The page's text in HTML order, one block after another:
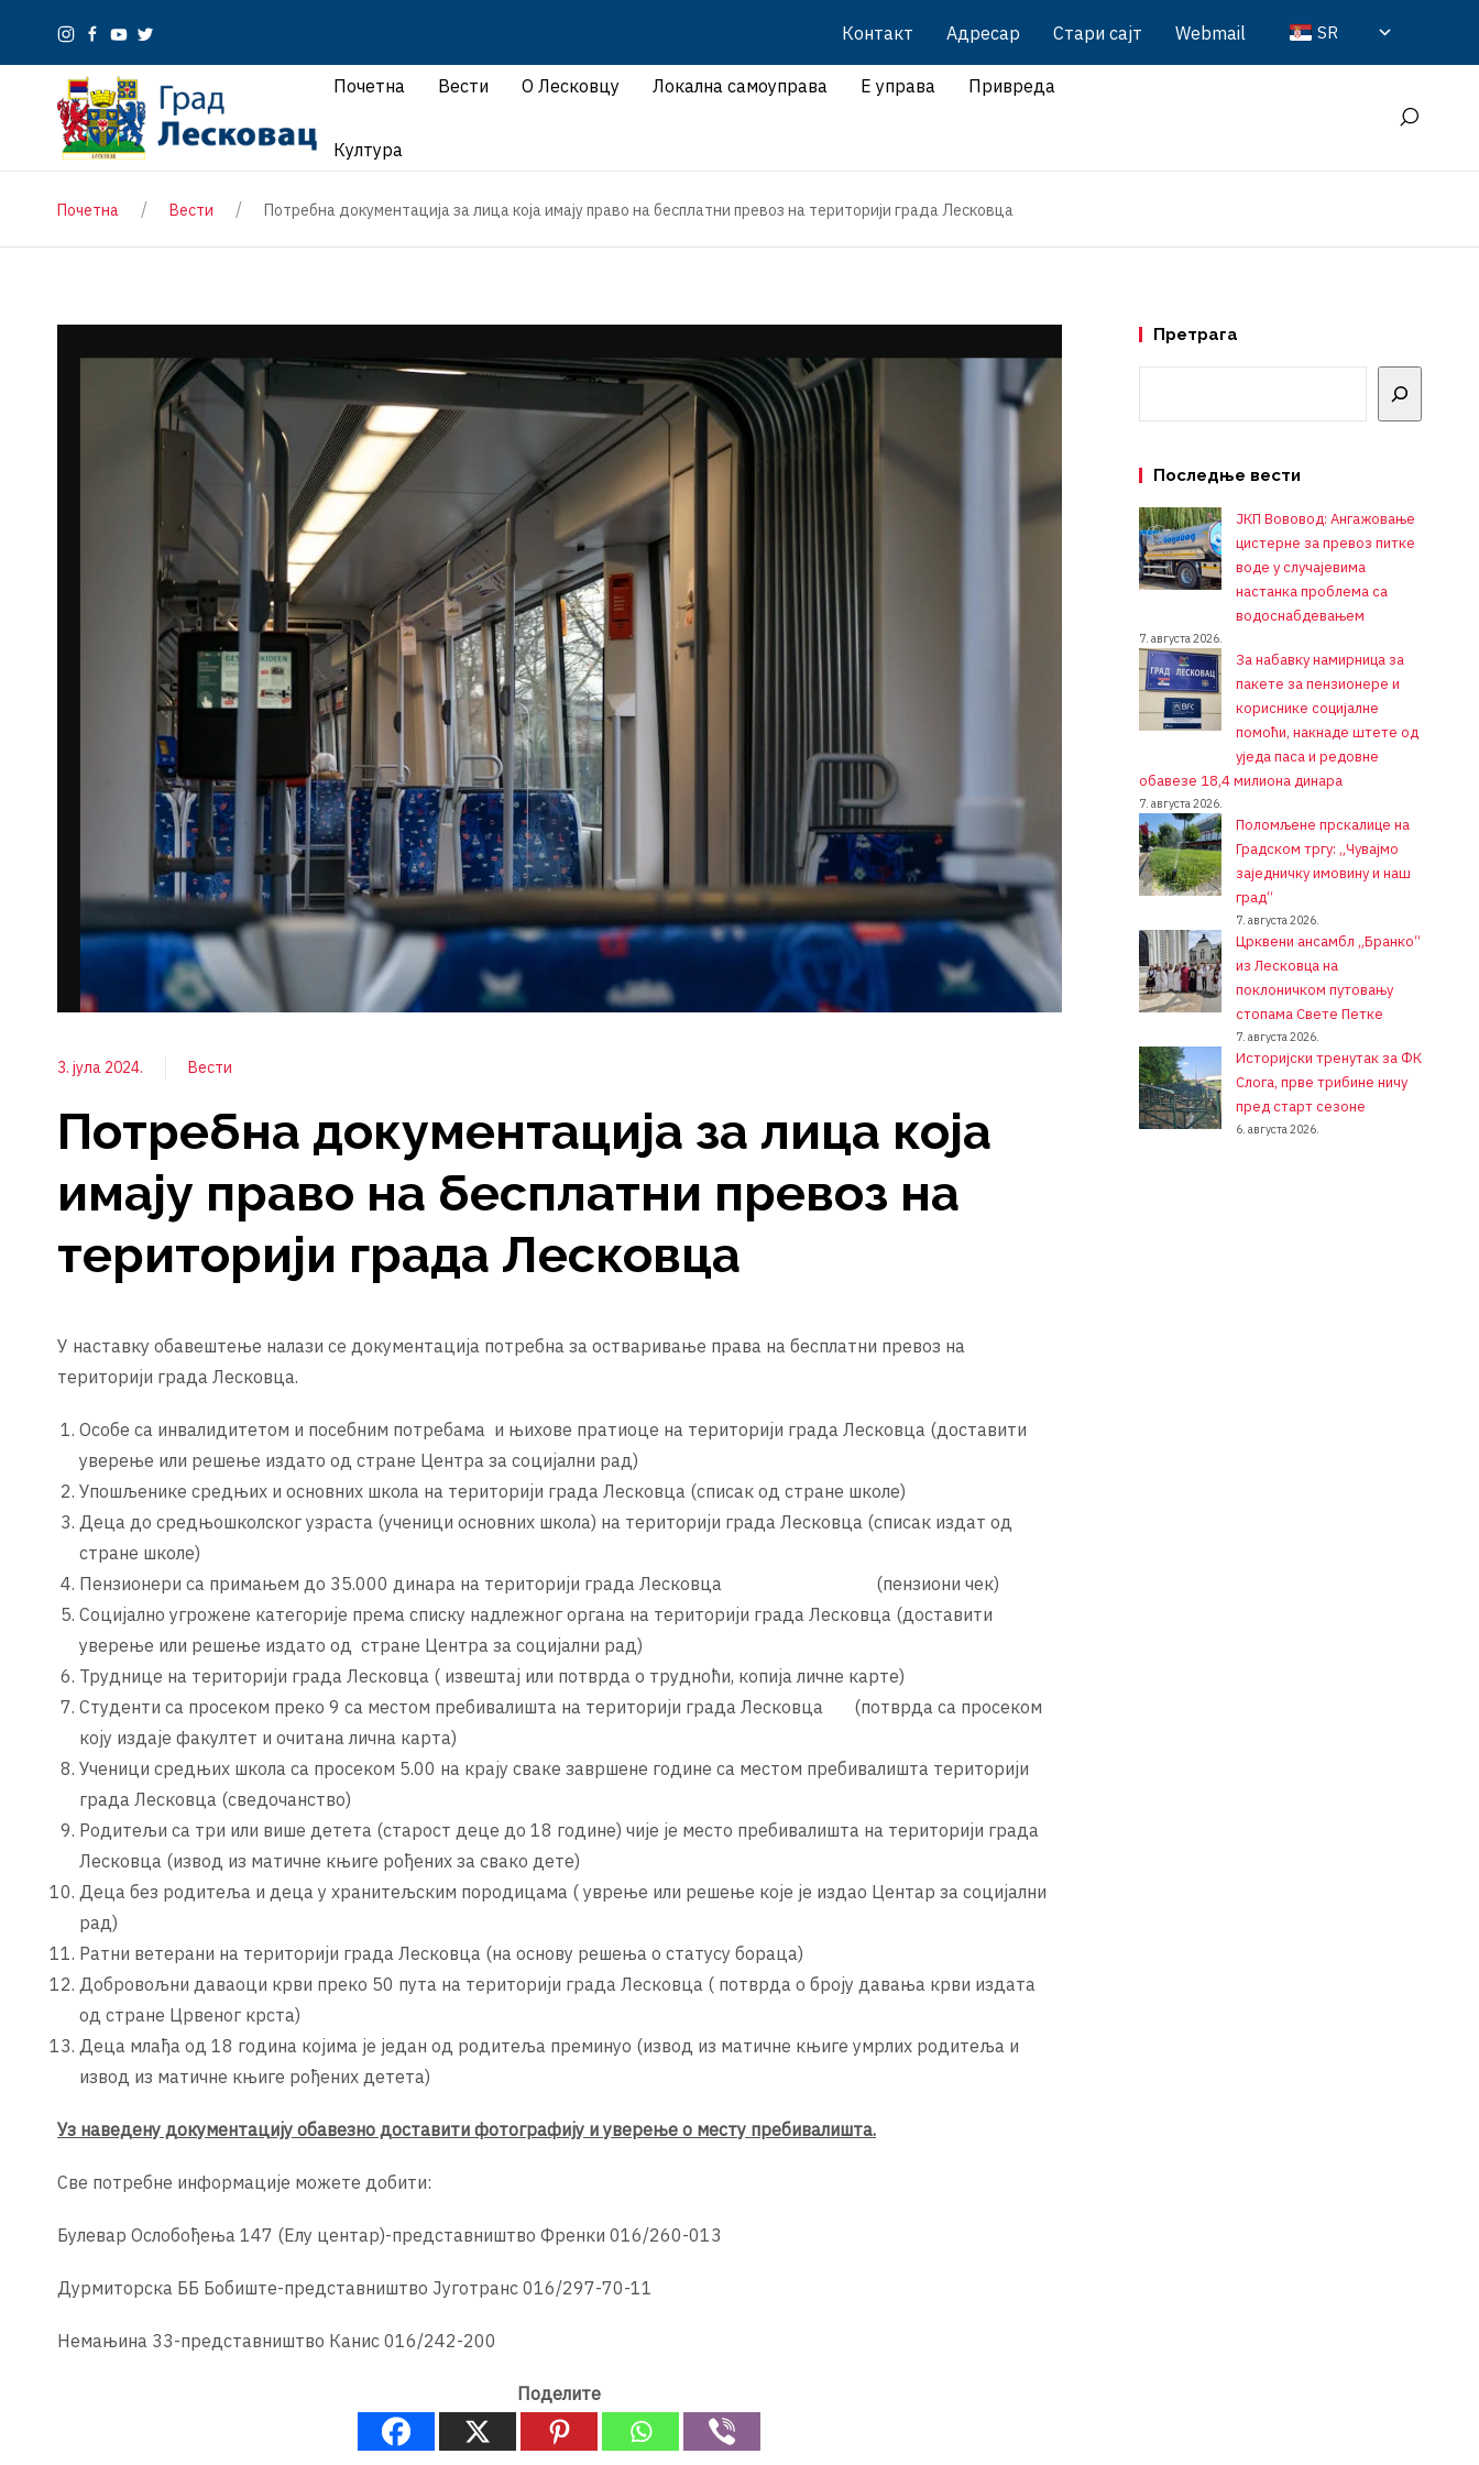
Контакт Адресар Стари сајт Webmail SR
Почетна Вести О Лесковцу Локална самоуправа Е управа Привреда
Култура
Почетна Вести Потребна документација за лица која имају право на бесплатни превоз на територији града Лесковца
3. јула 2024. Вести
Потребна документација за лица која
имају право на бесплатни превоз на
територији града Лесковца
У наставку обавештење налази се документација потребна за остваривање права на бесплатни превоз на
територији града Лесковца.
Особе са инвалидитетом и посебним потребама и њихове пратиоце на територији града Лесковца (доставити
уверење или решење издато од стране Центра за социјални рад)
Упошљенике средњих и основних школа на територији града Лесковца (списак од стране школе)
Деца до средњошколског узраста (ученици основних школа) на територији града Лесковца (списак издат од
стране школе)
Пензионери са примањем до 35.000 динара на територији града Лесковца (пензиони чек)
Социјално угрожене категорије према списку надлежног органа на територији града Лесковца (доставити
уверење или решење издато од стране Центра за социјални рад)
Труднице на територији града Лесковца ( извештај или потврда о трудноћи, копија личне карте)
Студенти са просеком преко 9 са местом пребивалишта на територији града Лесковца (потврда са просеком
коју издаје факултет и очитана лична карта)
Ученици средњих школа са просеком 5.00 на крају сваке завршене године са местом пребивалишта територији
града Лесковца (сведочанство)
Родитељи са три или више детета (старост деце до 18 године) чије је место пребивалишта на територији града
Лесковца (извод из матичне књиге рођених за свако дете)
Деца без родитеља и деца у хранитељским породицама ( уврење или решење које је издао Центар за социјални
рад)
Ратни ветерани на територији града Лесковца (на основу решења о статусу бораца)
Добровољни даваоци крви преко 50 пута на територији града Лесковца ( потврда о броју давања крви издата
од стране Црвеног крста)
Деца млађа од 18 година којима је један од родитеља преминуо (извод из матичне књиге умрлих родитеља и
извод из матичне књиге рођених детета)
Уз наведену документацију обавезно доставити фотографију и уверење о месту пребивалишта.
Све потребне информације можете добити:
Булевар Ослобођења 147 (Елу центар)-представништво Френки 016/260-013
Дурмиторска ББ Бобиште-представништво Југотранс 016/297-70-11
Немањина 33-представништво Канис 016/242-200
Поделите
Претрага
Последње вести
ЈКП Вововод: Ангажовање
цистерне за превоз питке
воде у случајевима
настанка проблема са
водоснабдевањем
7. августа 2026.
За набавку намирница за
пакете за пензионере и
кориснике социјалне
помоћи, накнаде штете од
уједа паса и редовне
обавезе 18,4 милиона динара
7. августа 2026.
Поломљене прскалице на
Градском тргу: „Чувајмо
заједничку имовину и наш
град“
7. августа 2026.
Црквени ансамбл „Бранко“
из Лесковца на
поклоничком путовању
стопама Свете Петке
7. августа 2026.
Историјски тренутак за ФК
Слога, прве трибине ничу
пред старт сезоне
6. августа 2026.